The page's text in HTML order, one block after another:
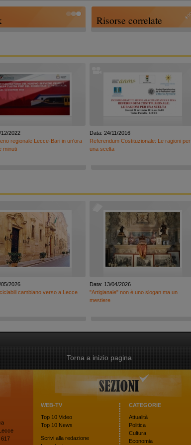
Risorse correlate
12/2022
regionale Lecce-Bari in un'ora
minuti
Data: 24/11/2016
Referendum Costituzionale: Le ragioni per
una scelta
05/2026
cambiano verso a Lecce
Data: 13/04/2026
"Artigianale" non è uno slogan ma un
mestiere
Torna a inizio pagina
617
WEB-TV
Top 10 Video
Top 10 News
Scrivi alla redazione
CATEGORIE
Attualità
Politica
Cultura
Economia